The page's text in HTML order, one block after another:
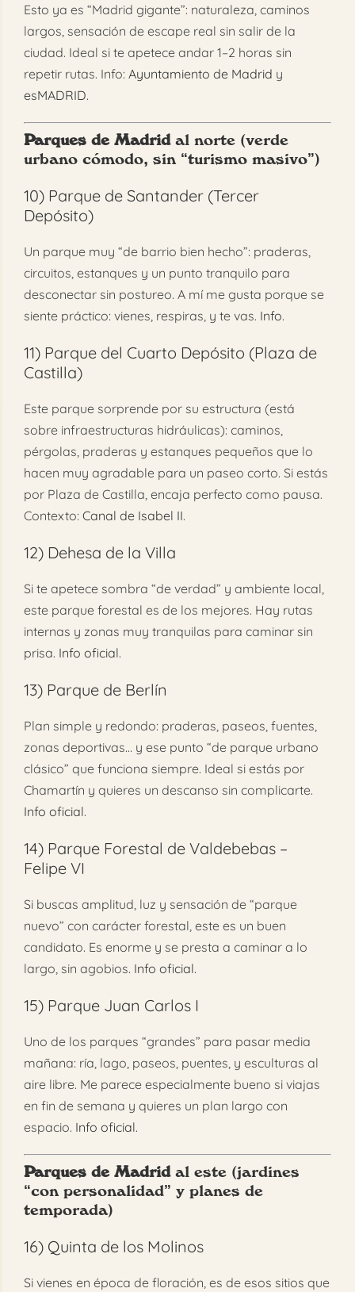
Esto ya es “Madrid gigante”: naturaleza, caminos
largos, sensación de escape real sin salir de la
ciudad. Ideal si te apetece andar 1–2 horas sin
repetir rutas. Info: Ayuntamiento de Madrid y
esMADRID.
Parques de Madridal norte (verde
urbano cómodo, sin “turismo masivo”)
10) Parque de Santander (Tercer
Depósito)
Un parque muy “de barrio bien hecho”: praderas,
circuitos, estanques y un punto tranquilo para
desconectar sin postureo. A mí me gusta porque se
siente práctico: vienes, respiras, y te vas. Info.
11) Parque del Cuarto Depósito (Plaza de
Castilla)
Este parque sorprende por su estructura (está
sobre infraestructuras hidráulicas): caminos,
pérgolas, praderas y estanques pequeños que lo
hacen muy agradable para un paseo corto. Si estás
por Plaza de Castilla, encaja perfecto como pausa.
Contexto: Canal de Isabel II.
12) Dehesa de la Villa
Si te apetece sombra “de verdad” y ambiente local,
este parque forestal es de los mejores. Hay rutas
internas y zonas muy tranquilas para caminar sin
prisa. Info oficial.
13) Parque de Berlín
Plan simple y redondo: praderas, paseos, fuentes,
zonas deportivas… y ese punto “de parque urbano
clásico” que funciona siempre. Ideal si estás por
Chamartín y quieres un descanso sin complicarte.
Info oficial.
14) Parque Forestal de Valdebebas –
Felipe VI
Si buscas amplitud, luz y sensación de “parque
nuevo” con carácter forestal, este es un buen
candidato. Es enorme y se presta a caminar a lo
largo, sin agobios. Info oficial.
15) Parque Juan Carlos I
Uno de los parques “grandes” para pasar media
mañana: ría, lago, paseos, puentes, y esculturas al
aire libre. Me parece especialmente bueno si viajas
en fin de semana y quieres un plan largo con
espacio. Info oficial.
Parques de Madridal este (jardines
“con personalidad” y planes de
temporada)
16) Quinta de los Molinos
Si vienes en época de floración, es de esos sitios que